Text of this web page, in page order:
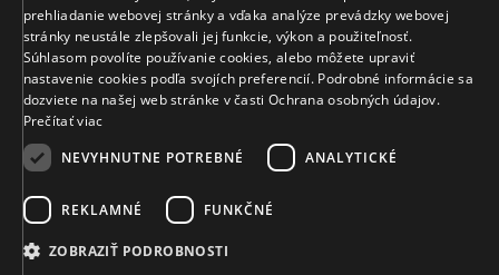
Naše klenotníctva
Sídlo spoločnosti
© MIKUŠ DIAMONDS, A.S. 2026. VŠETKY PRÁVA VYHRADENÉ.
prehliadanie webovej stránky a vďaka analýze prevádzky webovej
stránky neustále zlepšovali jej funkcie, výkon a použiteľnosť.
Súhlasom povolíte používanie cookies, alebo môžete upraviť
nastavenie cookies podľa svojích preferencií. Podrobné informácie sa
dozviete na našej web stránke v časti Ochrana osobných údajov.
Prečítať viac
NEVYHNUTNE POTREBNÉ
ANALYTICKÉ
REKLAMNÉ FUNKČNÉ
ZOBRAZIŤ PODROBNOSTI